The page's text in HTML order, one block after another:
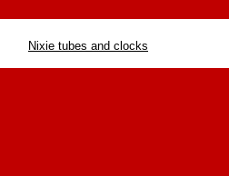
Nixie tubes and clocks